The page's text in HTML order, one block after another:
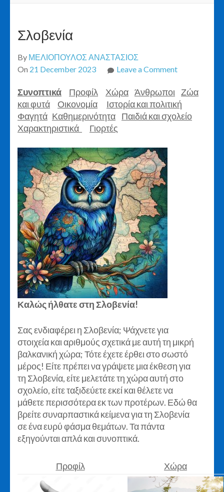
Σλοβενία
By ΜΕΛΙΟΠΟΥΛΟΣ ΑΝΑΣΤΑΣΙΟΣ
On 21 December 2023 Leave a Commenton
Συνοπτικά Προφίλ Χώρα Άνθρωποι Ζώα
και φυτά
Οικονομία
Ιστορία και πολιτική
Φαγητά Καθημερινότητα Παιδιά και σχολείο
Χαρακτηριστικά
Γιορτές
Καλώς ήλθατε στη Σλοβενία!
Σας ενδιαφέρει η Σλοβενία; Ψάχνετε για
στοιχεία και αριθμούς σχετικά με αυτή τη μικρή
βαλκανική χώρα; Τότε έχετε έρθει στο σωστό
μέρος! Είτε πρέπει να γράψετε μια έκθεση για
τη Σλοβενία, είτε μελετάτε τη χώρα αυτή στο
σχολείο, είτε ταξιδεύετε εκεί και θέλετε να
μάθετε περισσότερα εκ των προτέρων. Εδώ θα
βρείτε συναρπαστικά κείμενα για τη Σλοβενία
σε ένα ευρύ φάσμα θεμάτων. Τα πάντα
εξηγούνται απλά και συνοπτικά.
Προφίλ Χώρα